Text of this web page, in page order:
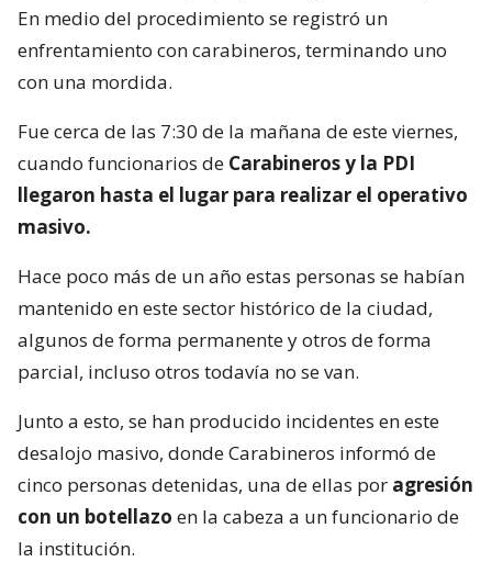
En medio del procedimiento se registró un
enfrentamiento con carabineros, terminando uno
con una mordida.
Fue cerca de las 7:30 de la mañana de este viernes,
cuando funcionarios de Carabineros y la PDI
llegaron hasta el lugar para realizar el operativo
masivo.
Hace poco más de un año estas personas se habían
mantenido en este sector histórico de la ciudad,
algunos de forma permanente y otros de forma
parcial, incluso otros todavía no se van.
Junto a esto, se han producido incidentes en este
desalojo masivo, donde Carabineros informó de
cinco personas detenidas, una de ellas por agresión
con un botellazo en la cabeza a un funcionario de
la institución.